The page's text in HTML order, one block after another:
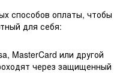
способов оплаты, чтобы
для себя:
MasterCard или другой
через защищенный